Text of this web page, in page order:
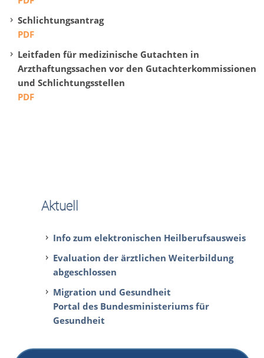
Schlichtungsantrag
PDF
Leitfaden für medizinische Gutachten in
Arzthaftungssachen vor den Gutachterkommissionen
und Schlichtungsstellen
PDF
Aktuell
Info zum elektronischen Heilberufsausweis
Evaluation der ärztlichen Weiterbildung
abgeschlossen
Migration und Gesundheit
Portal des Bundesministeriums für
Gesundheit